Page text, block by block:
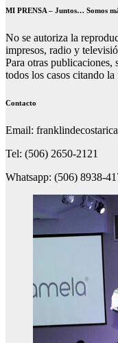
MI PRENSA – Juntos… Somos
No se autoriza la
impresos, radio y
Para otras publicaciones,
todos los casos citando la
Contacto
Email:
Tel: (506) 2650-2121
Whatsapp: (506) 8938-